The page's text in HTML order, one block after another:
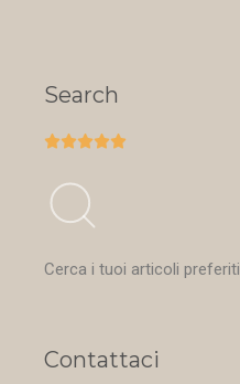
Search

Cerca i tuoi articoli preferiti.
Contattaci